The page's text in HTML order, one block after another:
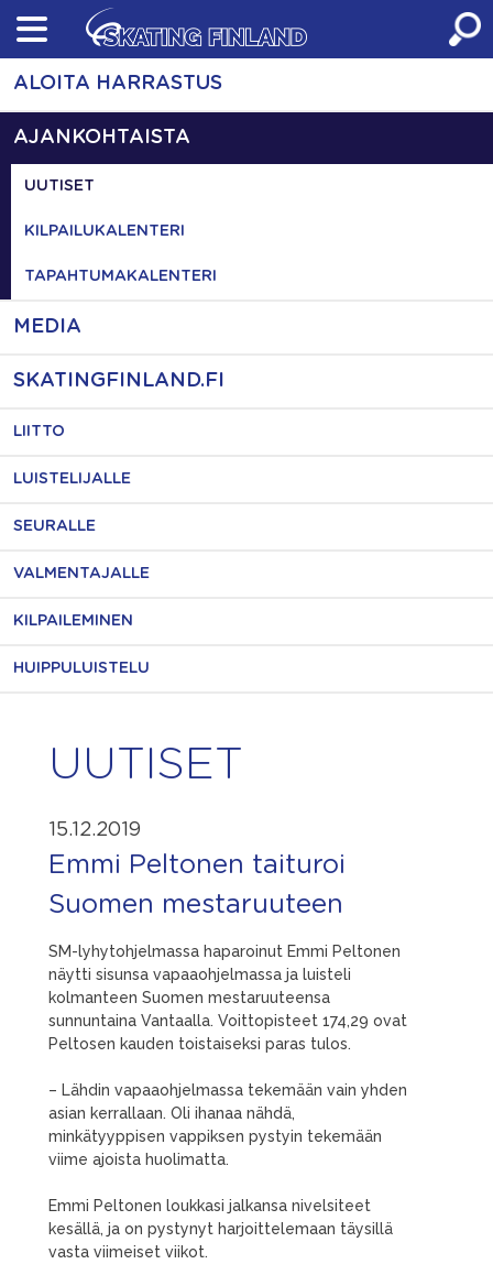
Skip
content
ALOITA HARRASTUS
AJANKOHTAISTA
UUTISET
KILPAILUKALENTERI
TAPAHTUMAKALENTERI
MEDIA
SKATINGFINLAND.FI
LIITTO
LUISTELIJALLE
SEURALLE
VALMENTAJALLE
KILPAILEMINEN
HUIPPULUISTELU
UUTISET
15.12.2019
Emmi Peltonen taituroi
Suomen mestaruuteen
SM-lyhytohjelmassa haparoinut Emmi Peltonen
näytti sisunsa vapaaohjelmassa ja luisteli
kolmanteen Suomen mestaruuteensa
sunnuntaina Vantaalla. Voittopisteet 174,29 ovat
Peltosen kauden toistaiseksi paras tulos.
– Lähdin vapaaohjelmassa tekemään vain yhden
asian kerrallaan. Oli ihanaa nähdä,
minkätyyppisen vappiksen pystyin tekemään
viime ajoista huolimatta.
Emmi Peltonen loukkasi jalkansa nivelsiteet
kesällä, ja on pystynyt harjoittelemaan täysillä
vasta viimeiset viikot.